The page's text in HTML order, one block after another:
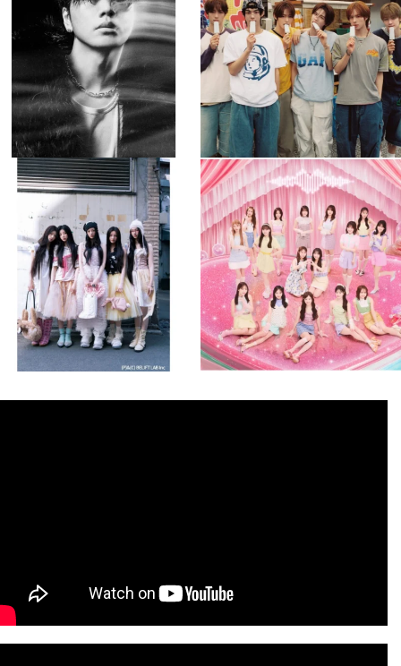
8月 4
110 0
8月 4
5 0
musicjapantv
💡8月特番放送決定！
8月 4
1 0
musicjapantv
💡8月特番放送決定！
...
8月 4
1 0